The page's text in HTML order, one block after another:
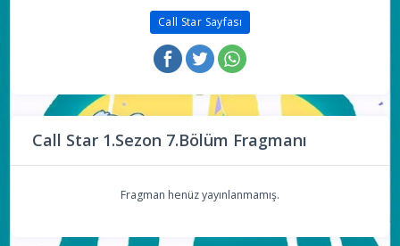
Call Star Sayfası
Call Star 1.Sezon 7.Bölüm Fragmanı
Fragman henüz yayınlanmamış.